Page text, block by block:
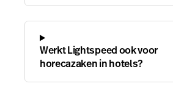
Werkt Lightspeed ook voor
horecazaken in hotels?